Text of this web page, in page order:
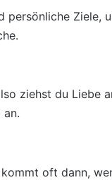
ziehst du Liebe
an.
oft dann,